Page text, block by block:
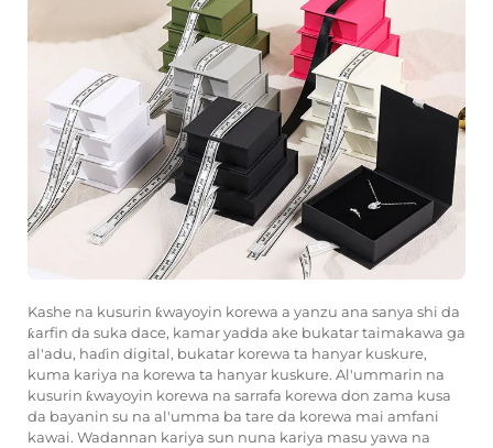
Kashe na kusurin ƙwayoyin korewa a yanzu ana sanya shi da
ƙarfin da suka dace, kamar yadda ake bukatar taimakawa ga
al'adu, haɗin digital, bukatar korewa ta hanyar kuskure,
kuma kariya na korewa ta hanyar kuskure. Al'ummarin na
kusurin ƙwayoyin korewa na sarrafa korewa don zama kusa
da bayanin su na al'umma ba tare da korewa mai amfani
kawai. Wadannan kariya sun nuna kariya masu yawa na